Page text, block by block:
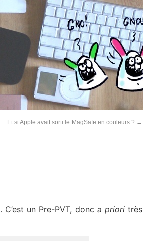
Et si Apple avait sorti le MagSafe en couleurs ? →
. C’est un Pre-PVT, donca priori très